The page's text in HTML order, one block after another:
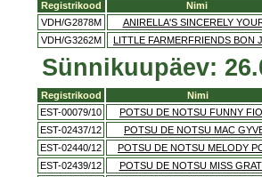
Registrikood Nimi
VDH/G2878M
ANIRELLA'S SINCERELY
VDH/G3262M
LITTLE FARMERFRIENDS BON
Sünnikuupäev:
Registrikood Nimi
EST-00079/10
POTSU DE NOTSU FUNNY
EST-02437/12
POTSU DE NOTSU MAC
EST-02440/12
POTSU DE NOTSU MELODY
EST-02439/12
POTSU DE NOTSU MISS